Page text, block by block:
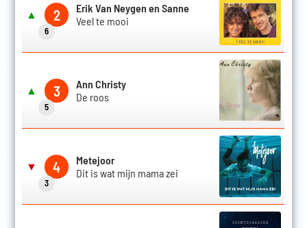
▲ 2
6
Erik Van Neygen en Sanne
Veel te mooi
▲ 3
5
Ann Christy
De roos
▼ 4
3
Metejoor
Dit is wat mijn mama zei